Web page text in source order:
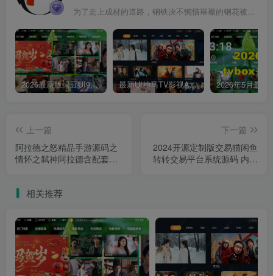
为了走上成材的道路，钢铁决不惋惜璀璨的钢花被遗弃
2026最新版绿豆UI9双端影视APP源码 最新UI神马TV影视APP源码 乐檬影视苹果CMS后台 包含前后端源码
上一篇
阿拉德之怒精品手游源码之
情怀之弑神阿拉德含配套中
台＋全新版本GM授权后台＋
下一篇
2024开源定制版交易猫闲鱼
转转交易平台系统源码 内置
相关推荐